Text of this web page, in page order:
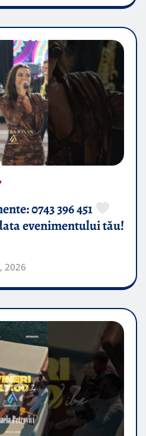
0743 396 451
evenimentului tău!
2026